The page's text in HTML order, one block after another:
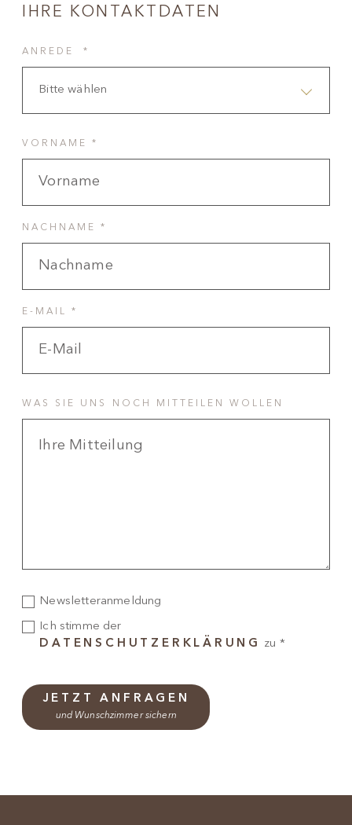
IHRE KONTAKTDATEN
ANREDE *
Bitte wählen
VORNAME *
NACHNAME *
E-MAIL *
WAS SIE UNS NOCH MITTEILEN WOLLEN
Newsletteranmeldung
Ich stimme der
DATENSCHUTZERKLÄRUNG
zu *
JETZT ANFRAGEN
und Wunschzimmer sichern